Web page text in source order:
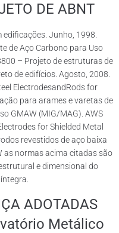
DE ABNT
Junho, 1998.
de Aço Carbono para Uso
– Projeto de estruturas de
de edifícios. Agosto, 2008.
ElectrodesandRods for
para arames e varetas de
GMAW (MIG/MAG). AWS
for Shielded Metal
revestidos de aço baixa
as normas acima citadas são
e dimensional do
ADOTADAS
Metálico